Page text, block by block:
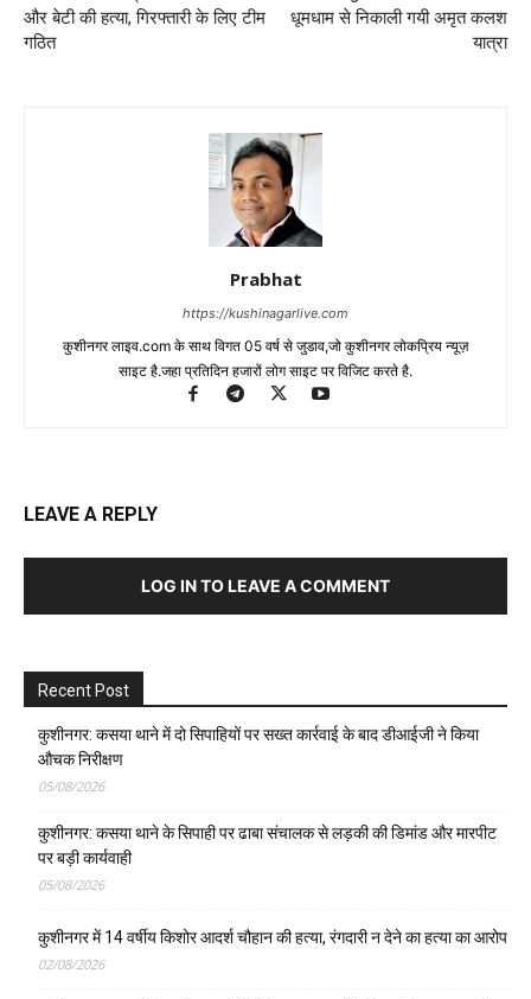
और बेटी की हत्या, गिरफ्तारी के लिए टीम
गठित
धूमधाम से निकाली गयी अमृत कलश
यात्रा
Prabhat
https://kushinagarlive.com
कुशीनगर लाइव.com के साथ विगत 05 वर्ष से जुडाव,जो कुशीनगर लोकप्रिय न्यूज़
साइट है.जहा प्रतिदिन हजारों लोग साइट पर विजिट करते है.
LEAVE A REPLY
LOG IN TO LEAVE A COMMENT
Recent Post
कुशीनगर: कसया थाने में दो सिपाहियों पर सख्त कार्रवाई के बाद डीआईजी ने किया
औचक निरीक्षण
05/08/2026
कुशीनगर: कसया थाने के सिपाही पर ढाबा संचालक से लड़की की डिमांड और मारपीट
पर बड़ी कार्यवाही
05/08/2026
कुशीनगर में 14 वर्षीय किशोर आदर्श चौहान की हत्या, रंगदारी न देने का हत्या का आरोप
02/08/2026